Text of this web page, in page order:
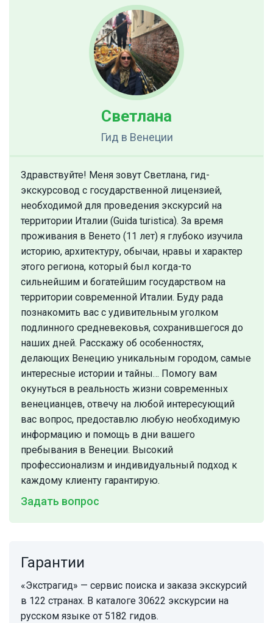
Светлана
Гид в Венеции
Здравствуйте! Меня зовут Светлана, гид-
экскурсовод с государственной лицензией,
необходимой для проведения экскурсий на
территории Италии (Guida turistica). За время
проживания в Венето (11 лет) я глубоко изучила
историю, архитектуру, обычаи, нравы и характер
этого региона, который был когда-то
сильнейшим и богатейшим государством на
территории современной Италии. Буду рада
познакомить вас с удивительным уголком
подлинного средневековья, сохранившегося до
наших дней. Расскажу об особенностях,
делающих Венецию уникальным городом, самые
интересные истории и тайны… Помогу вам
окунуться в реальность жизни современных
венецианцев, отвечу на любой интересующий
вас вопрос, предоставлю любую необходимую
информацию и помощь в дни вашего
пребывания в Венеции. Высокий
профессионализм и индивидуальный подход к
каждому клиенту гарантирую.
Задать вопрос
Гарантии
«Экстрагид» — сервис поиска и заказа экскурсий
в 122 странах. В каталоге 30622 экскурсии на
русском языке от 5182 гидов.